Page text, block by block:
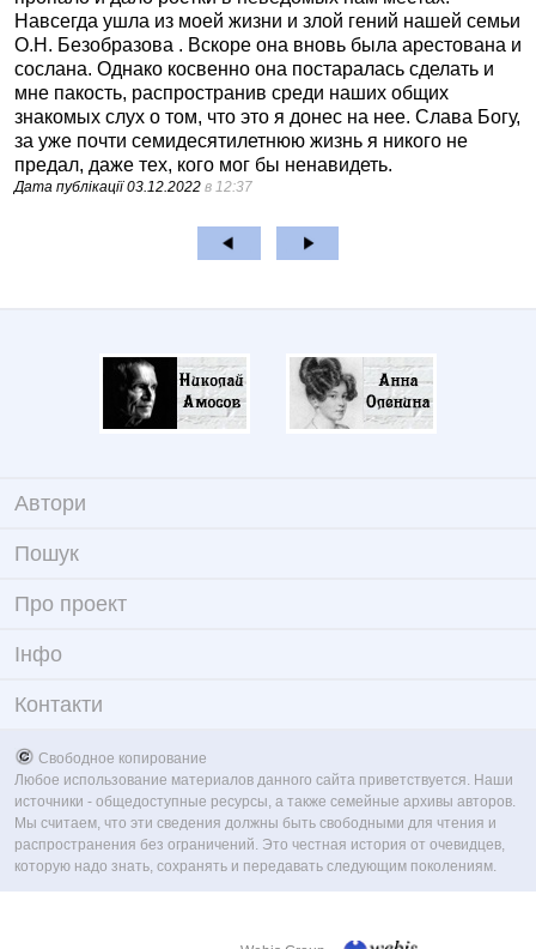
Навсегда ушла из моей жизни и злой гений нашей семьи
О.Н. Безобразова . Вскоре она вновь была арестована и
сослана. Однако косвенно она постаралась сделать и
мне пакость, распространив среди наших общих
знакомых слух о том, что это я донес на нее. Слава Богу,
за уже почти семидесятилетнюю жизнь я никого не
предал, даже тех, кого мог бы ненавидеть.
Дата публікації03.12.2022 в 12:37
Автори
Пошук
Про проект
Iнфо
Контакти
Свободное копирование
Любое использование материалов данного сайта приветствуется. Наши
источники - общедоступные ресурсы, а также семейные архивы авторов.
Мы считаем, что эти сведения должны быть свободными для чтения и
распространения без ограничений. Это честная история от очевидцев,
которую надо знать, сохранять и передавать следующим поколениям.